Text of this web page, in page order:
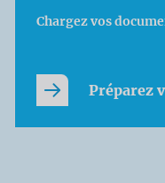
Chargez vos
Préparez